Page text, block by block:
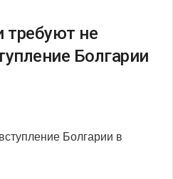
не
Болгарии
Болгарии в